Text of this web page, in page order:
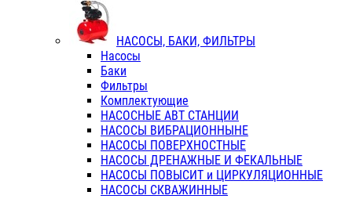
НАСОСЫ, БАКИ, ФИЛЬТРЫ
Насосы
Баки
Фильтры
Комплектующие
НАСОСНЫЕ АВТ СТАНЦИИ
НАСОСЫ ВИБРАЦИОННЫНЕ
НАСОСЫ ПОВЕРХНОСТНЫЕ
НАСОСЫ ДРЕНАЖНЫЕ И ФЕКАЛЬНЫЕ
НАСОСЫ ПОВЫСИТ и ЦИРКУЛЯЦИОННЫЕ
НАСОСЫ СКВАЖИННЫЕ